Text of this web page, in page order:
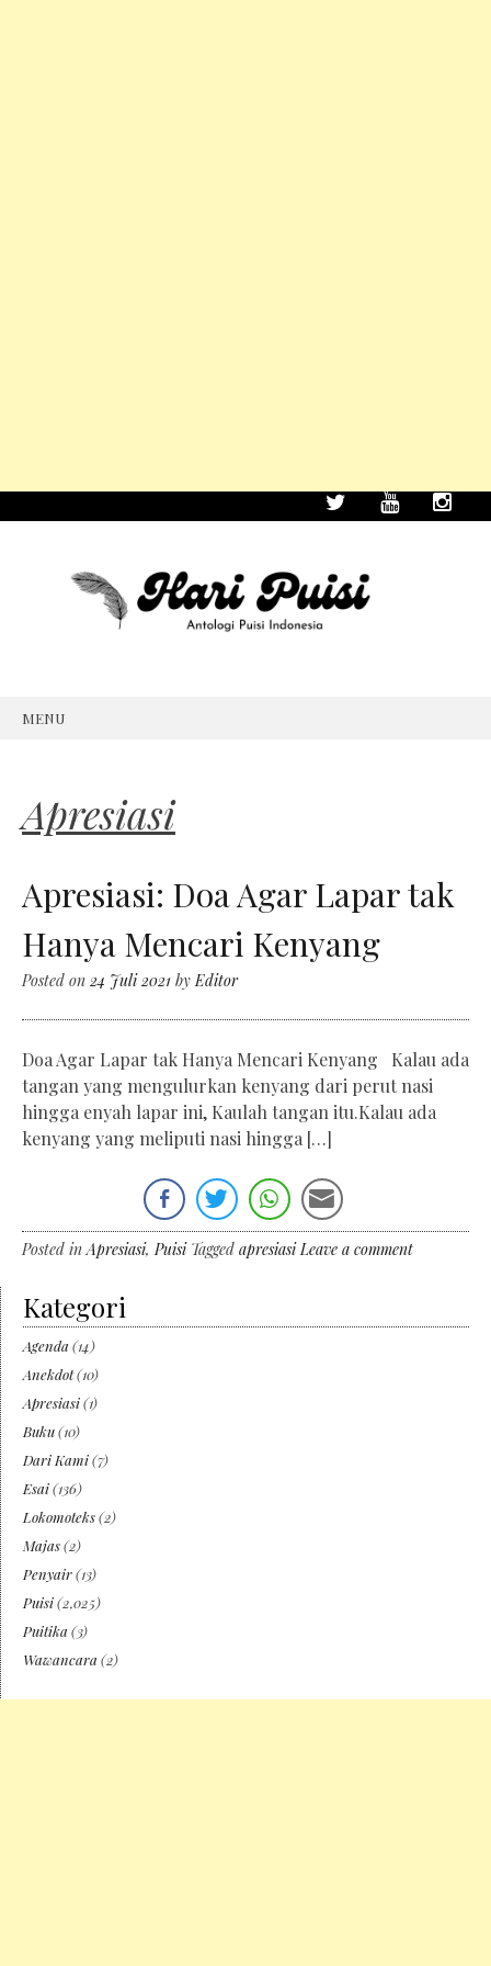
MENU
Apresiasi
Apresiasi: Doa Agar Lapar tak
Hanya Mencari Kenyang
Posted on 24 Juli 2021 byEditor
Doa Agar Lapar tak Hanya Mencari Kenyang Kalau ada
tangan yang mengulurkan kenyang dari perut nasi
hingga enyah lapar ini, Kaulah tangan itu.Kalau ada
kenyang yang meliputi nasi hingga […]
Posted inApresiasi,Puisi Tagged apresiasi Leave a comment
Kategori
Agenda (14)
Anekdot(10)
Apresiasi(1)
Buku(10)
Dari Kami(7)
Esai(136)
Lokomoteks(2)
Majas(2)
Penyair(13)
Puisi(2,025)
Puitika (3)
Wawancara (2)